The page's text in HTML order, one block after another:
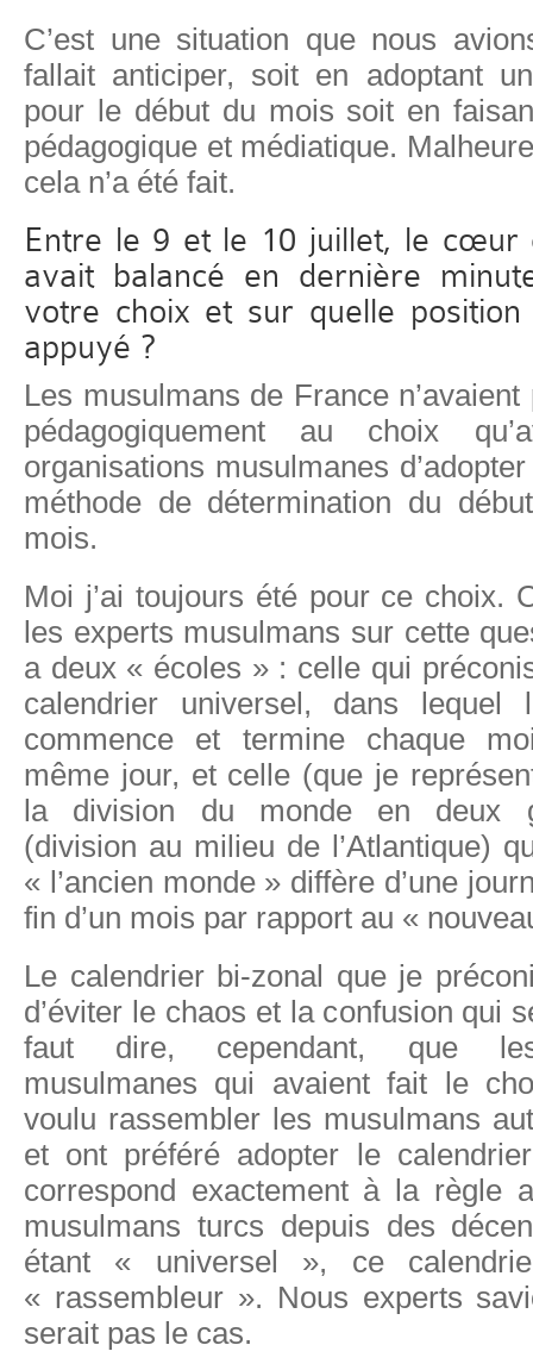
C’est une situation que nous
fallait anticiper, soit en adoptant
pour le début du mois soit en
pédagogique et médiatique.
cela n’a été fait.
Entre le 9 et le 10 juillet, le cœur
avait balancé en dernière
votre choix et sur quelle position
appuyé ?
Les musulmans de France
pédagogiquement au choix
organisations musulmanes
méthode de détermination du
mois.
Moi j’ai toujours été pour ce choix.
les experts musulmans sur cette
a deux « écoles » : celle qui
calendrier universel, dans lequel
commence et termine chaque
même jour, et celle (que je
la division du monde en deux
(division au milieu de l’Atlantique)
« l’ancien monde » diffère d’une
fin d’un mois par rapport au «
Le calendrier bi-zonal que je
d’éviter le chaos et la confusion qui
faut dire, cependant, que les
musulmanes qui avaient fait le
voulu rassembler les musulmans
et ont préféré adopter le
correspond exactement à la règle
musulmans turcs depuis des
étant « universel », ce
« rassembleur ». Nous experts
serait pas le cas.